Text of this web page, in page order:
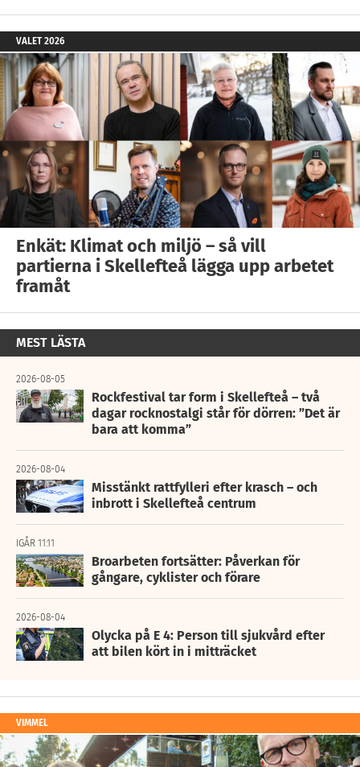
VALET 2026
Enkät: Klimat och miljö – så vill
partierna i Skellefteå lägga upp arbetet
framåt
MEST LÄSTA
2026-08-05
Rockfestival tar form i Skellefteå – två
dagar rocknostalgi står för dörren: ”Det är
bara att komma”
2026-08-04
Misstänkt rattfylleri efter krasch – och
inbrott i Skellefteå centrum
IGÅR 11:11
Broarbeten fortsätter: Påverkan för
gångare, cyklister och förare
2026-08-04
Olycka på E 4: Person till sjukvård efter
att bilen kört in i mitträcket
VIMMEL